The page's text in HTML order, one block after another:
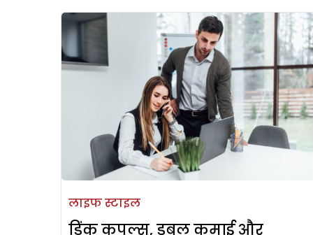
लाइफ स्टाइल
डिंक कपल्स, डबल कमाई और